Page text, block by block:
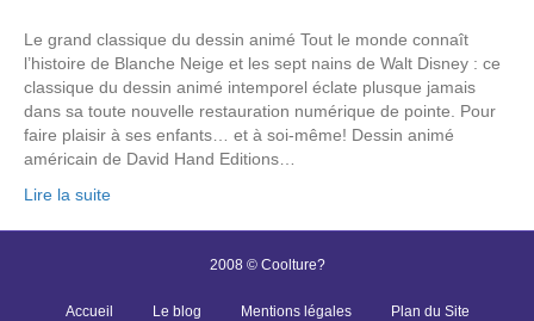
Le grand classique du dessin animé Tout le monde connaît
l’histoire de Blanche Neige et les sept nains de Walt Disney : ce
classique du dessin animé intemporel éclate plusque jamais
dans sa toute nouvelle restauration numérique de pointe. Pour
faire plaisir à ses enfants… et à soi-même! Dessin animé
américain de David Hand Editions…
Lire la suite
2008 © Coolture?
Accueil Le blog Mentions légales Plan du Site